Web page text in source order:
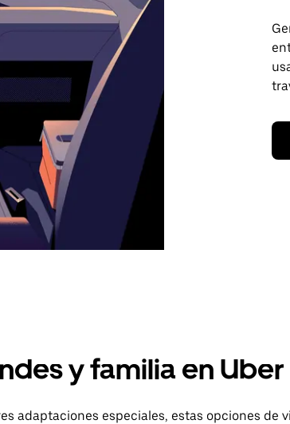
y familia en Uber
adaptaciones especiales, estas opciones de